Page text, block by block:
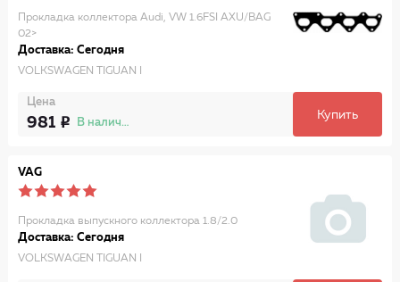
Прокладка коллектора Audi, VW 1.6FSI AXU/BAG
02>
Доставка: Сегодня
VOLKSWAGEN TIGUAN I
Цена
981 В наличии
Купить
VAG
Прокладка выпускного коллектора 1.8/2.0
Доставка: Сегодня
VOLKSWAGEN TIGUAN I